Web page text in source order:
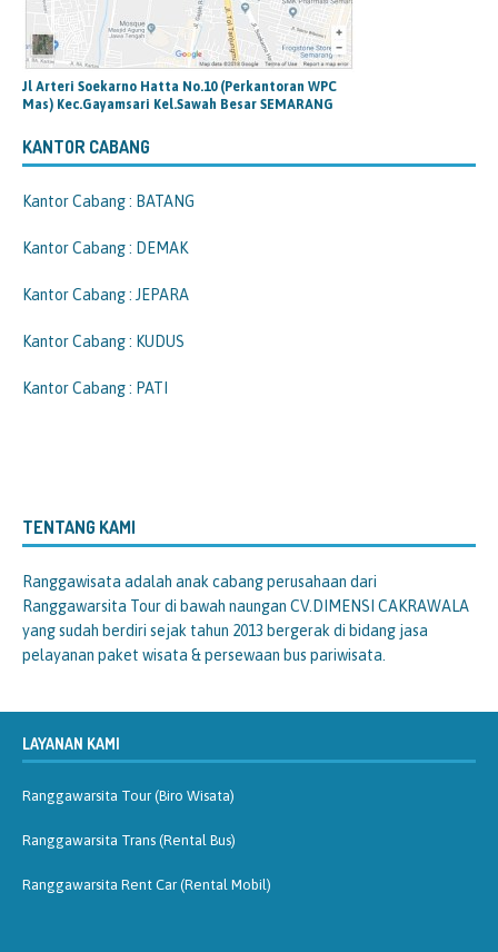
Jl Arteri Soekarno Hatta No.10 (Perkantoran WPC
Mas) Kec.Gayamsari Kel.Sawah Besar SEMARANG
KANTOR CABANG
Kantor Cabang : BATANG
Kantor Cabang : DEMAK
Kantor Cabang : JEPARA
Kantor Cabang : KUDUS
Kantor Cabang : PATI
TENTANG KAMI
Ranggawisata adalah anak cabang perusahaan dari
Ranggawarsita Tour di bawah naungan CV.DIMENSI CAKRAWALA
yang sudah berdiri sejak tahun 2013 bergerak di bidang jasa
pelayanan paket wisata & persewaan bus pariwisata.
LAYANAN KAMI
Ranggawarsita Tour (Biro Wisata)
Ranggawarsita Trans (Rental Bus)
Ranggawarsita Rent Car (Rental Mobil)